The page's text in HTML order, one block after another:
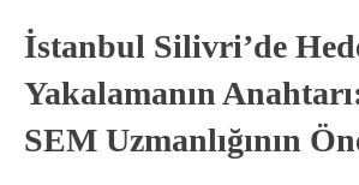
İstanbul Silivri’de
Yakalamanın
SEM Uzmanlığının